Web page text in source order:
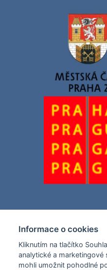
Informace o cookies
Kliknutím na tlačítko
analytické a
mohli umožnit pohodlné